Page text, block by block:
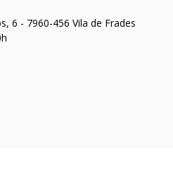
6 - 7960-456 Vila de Frades